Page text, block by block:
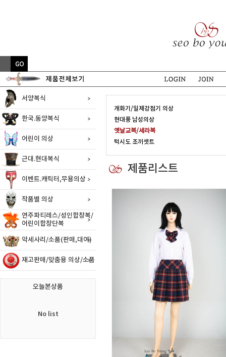
서양복식
한국.동양복식
어린이 의상
근대.현대복식
이벤트.캐릭터,무용의상
작품별 의상
연주파티레스/성인합창복/
어린이합창단복
악세사리/소품(판매,대여)
재고판매/맞춤용 의상/소품
오늘본상품
No list
개화기/일제강점기 의상
현대풍 남성의상
옛날교복/세라복
턱시도 조끼셋트
제품리스트